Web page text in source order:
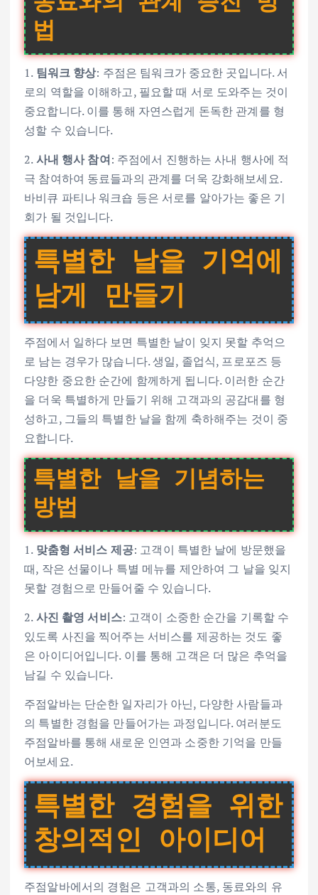
법
1. 팀워크 향상: 주점은 팀워크가 중요한 곳입니다. 서
로의 역할을 이해하고, 필요할 때 서로 도와주는 것이
중요합니다. 이를 통해 자연스럽게 돈독한 관계를 형
성할 수 있습니다.
2.사내 행사 참여: 주점에서 진행하는 사내 행사에 적
극 참여하여 동료들과의 관계를 더욱 강화해보세요.
바비큐 파티나 워크숍 등은 서로를 알아가는 좋은 기
회가 될 것입니다.
특별한 날을 기억에
남게 만들기
주점에서 일하다 보면 특별한 날이 잊지 못할 추억으
로 남는 경우가 많습니다. 생일, 졸업식, 프로포즈 등
다양한 중요한 순간에 함께하게 됩니다. 이러한 순간
을 더욱 특별하게 만들기 위해 고객과의 공감대를 형
성하고, 그들의 특별한 날을 함께 축하해주는 것이 중
요합니다.
특별한 날을 기념하는
방법
1. 맞춤형 서비스 제공: 고객이 특별한 날에 방문했을
때, 작은 선물이나 특별 메뉴를 제안하여 그 날을 잊지
못할 경험으로 만들어줄 수 있습니다.
2.사진 촬영 서비스: 고객이 소중한 순간을 기록할 수
있도록 사진을 찍어주는 서비스를 제공하는 것도 좋
은 아이디어입니다. 이를 통해 고객은 더 많은 추억을
남길 수 있습니다.
주점알바는 단순한 일자리가 아닌, 다양한 사람들과
의 특별한 경험을 만들어가는 과정입니다. 여러분도
주점알바를 통해 새로운 인연과 소중한 기억을 만들
어보세요.
특별한 경험을 위한
창의적인 아이디어
주점알바에서의 경험은 고객과의 소통, 동료와의 유